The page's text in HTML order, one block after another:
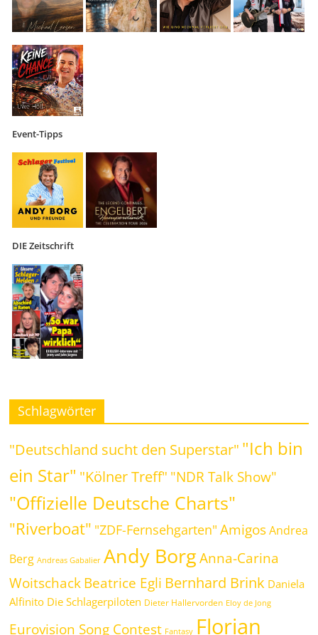
Event-Tipps
DIE Zeitschrift
Schlagwörter
"Deutschland sucht den Superstar" "Ich bin
ein Star" "Kölner Treff" "NDR Talk Show"
"Offizielle Deutsche Charts"
"Riverboat" "ZDF-Fernsehgarten" Amigos Andrea
Berg Andreas Gabalier Andy Borg Anna-Carina
WoitschackBeatrice Egli Bernhard Brink Daniela
Alfinito Die Schlagerpiloten Dieter Hallervorden Eloy de Jong
Eurovision Song Contest Fantasy Florian